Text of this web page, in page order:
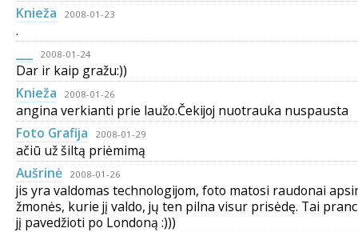
Knieža
2008-01-23
.
2008-01-24
Dar ir kaip gražu:))
Knieža
2008-01-26
angina verkianti prie laužo.Čekijoj nuotrauka nuspausta
Foto Grafija
2008-01-29
ačiū už šiltą priėmimą
Aušrinė
2008-01-26
jis yra valdomas technologijom, foto matosi raudonai
žmonės, kurie jį valdo, jų ten pilna visur prisėdę. Tai
jį pavedžioti po Londoną :)))